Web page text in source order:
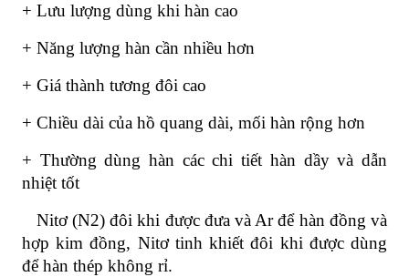
+ Lưu lượng dùng khi hàn cao
+ Năng lượng hàn cần nhiều hơn
+ Giá thành tương đôi cao
+ Chiều dài của hồ quang dài, mối hàn rộng hơn
+ Thường dùng hàn các chi tiết hàn dầy và dẫn
nhiệt tốt
Nitơ (N2) đôi khi được đưa và Ar để hàn đồng và
hợp kim đồng, Nitơ tinh khiết đôi khi được dùng
để hàn thép không rỉ.